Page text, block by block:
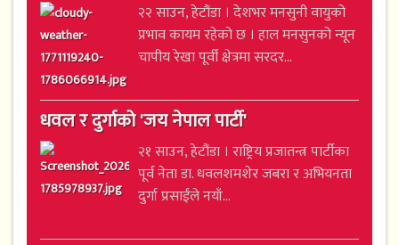
२२ साउन, हेटौंडा । देशभर मनसुनी वायुको
प्रभाव कायम रहेको छ । हाल मनसुनको न्यून
चापीय रेखा पूर्वी क्षेत्रमा सरदर...
धवल र दुर्गाको 'जय नेपाल पार्टी'
२१ साउन, हेटौंडा । राष्ट्रिय प्रजातन्त्र पार्टीका
पूर्व नेता डा. धवलशमशेर जबरा र अभियनता
दुर्गा प्रसाईंले नयाँ...